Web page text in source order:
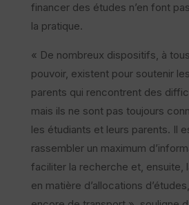
financer des études n’en font
la pratique.
« De nombreux dispositifs, à
pouvoir, existent pour soutenir
parents qui rencontrent des
mais ils ne sont pas toujours
les étudiants et leurs parents. Il
rassembler un maximum
faciliter la recherche et, ensuite,
en matière d’allocations